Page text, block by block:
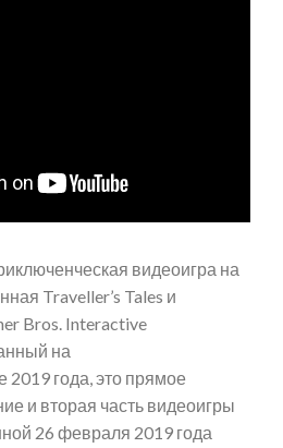
видеоигра на
Traveller’s Tales и
Bros. Interactive
на
года, это прямое
и вторая часть видеоигры
26 февраля 2019 года